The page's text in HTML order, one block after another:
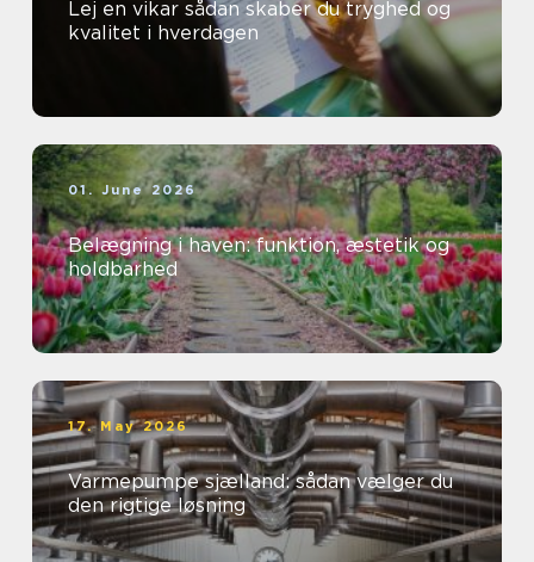
Lej en vikar sådan skaber du tryghed og
kvalitet i hverdagen
01. June 2026
Belægning i haven: funktion, æstetik og
holdbarhed
17. May 2026
Varmepumpe sjælland: sådan vælger du
den rigtige løsning